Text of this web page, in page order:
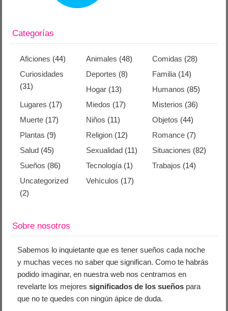
Categorías
Aficiones (44) Animales (48) Comidas (28)
Curiosidades
(31)
Deportes (8) Familia(14)
Hogar (13) Humanos (85)
Lugares (17) Miedos (17) Misterios (36)
Muerte (17) Niños (11) Objetos (44)
Plantas (9) Religion (12) Romance(7)
Salud (45) Sexualidad (11) Situaciones (82)
Sueños (86) Tecnología (1) Trabajos (14)
Uncategorized
(2)
Vehículos (17)
Sobre nosotros
Sabemos lo inquietante que es tener sueños cada noche
y muchas veces no saber que significan. Como te habrás
podido imaginar, en nuestra web nos centramos en
revelarte los mejoressignificados de los sueños para
que no te quedes con ningún ápice de duda.